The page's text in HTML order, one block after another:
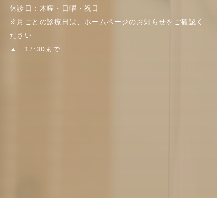
休診日：木曜・日曜・祝日
※月ごとの診療日は、ホームページのお知らせをご確認く
ださい
▲…17:30まで